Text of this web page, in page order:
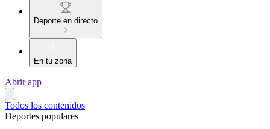
Deporte en directo
En tu zona
Abrir app
Todos los contenidos
Deportes populares